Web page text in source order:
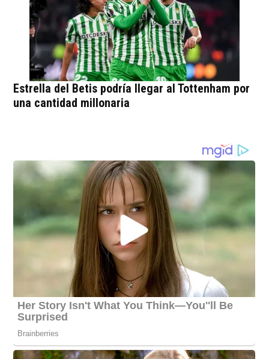
Estrella del Betis podría llegar al Tottenham por
una cantidad millonaria